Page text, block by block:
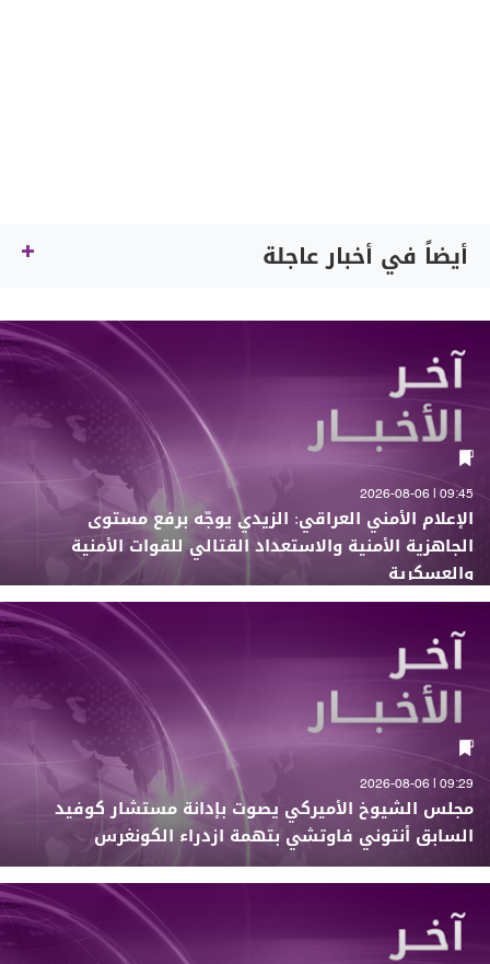
أيضاً في أخبار عاجلة
09:45 | 2026-08-06
الإعلام الأمني العراقي: الزيدي يوجّه برفع مستوى
الجاهزية الأمنية والاستعداد القتالي للقوات الأمنية
والعسكرية
09:29 | 2026-08-06
مجلس الشيوخ الأميركي يصوت بإدانة مستشار كوفيد
السابق أنتوني فاوتشي بتهمة ازدراء الكونغرس